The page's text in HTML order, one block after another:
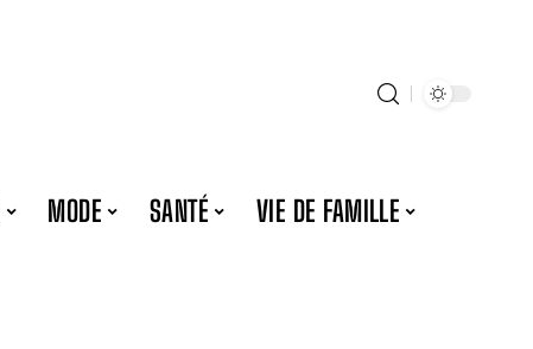
MODE SANTÉ VIE DE FAMILLE